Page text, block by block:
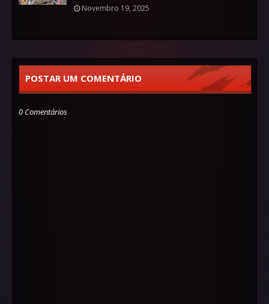
Novembro 19, 2025
POSTAR UM COMENTÁRIO
0 Comentários